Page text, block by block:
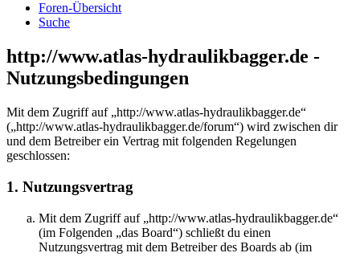
Foren-Übersicht
Suche
http://www.atlas-hydraulikbagger.de -
Nutzungsbedingungen
Mit dem Zugriff auf „http://www.atlas-hydraulikbagger.de“
(„http://www.atlas-hydraulikbagger.de/forum“) wird zwischen dir
und dem Betreiber ein Vertrag mit folgenden Regelungen
geschlossen:
1. Nutzungsvertrag
Mit dem Zugriff auf „http://www.atlas-hydraulikbagger.de“
(im Folgenden „das Board“) schließt du einen
Nutzungsvertrag mit dem Betreiber des Boards ab (im